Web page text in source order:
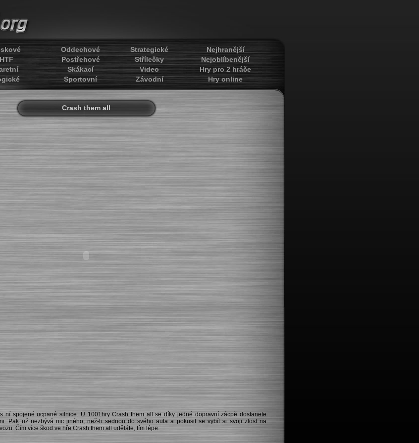
HTF
Oddechové
Postřehové
Skákací
Sportovní
Strategické
Střílečky
Video
Závodní
Nejhranější
Nejoblíbenější
Hry pro 2 hráče
Hry online
Crash them all
ní spojené ucpané silnice. U 1001hry Crash them all se díky jedné dopravní zácpě dostanete
Pak už nezbývá nic jiného, než-li sednou do svého auta a pokusit se vybít si svoji zlost na
Čím více škod ve hře Crash them all uděláte, tím lépe.